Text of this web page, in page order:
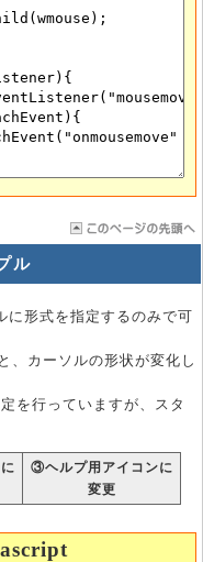
ル
に形式を指定するのみで可
カーソルの形状が変化し
を行っていますが、スタ
③ヘルプ用アイコンに
変更